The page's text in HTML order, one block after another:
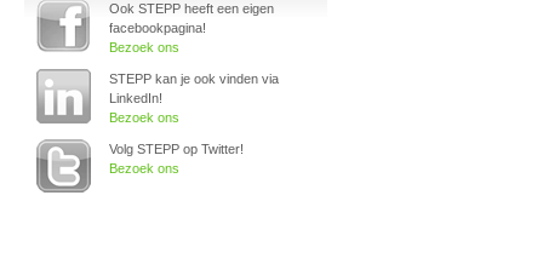
Ook STEPP heeft een eigen
facebookpagina!
Bezoek ons
STEPP kan je ook vinden via
LinkedIn!
Bezoek ons
Volg STEPP op Twitter!
Bezoek ons